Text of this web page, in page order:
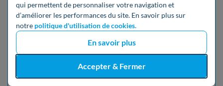
qui permettent de personnaliser votre navigation et
d’améliorer les performances du site. En savoir plus sur
notre politique d'utilisation de cookies.
En savoir plus
Accepter & Fermer
descombles;
desfenêtres;
desportes(porte d’entréeouporte de garage
par exemple).